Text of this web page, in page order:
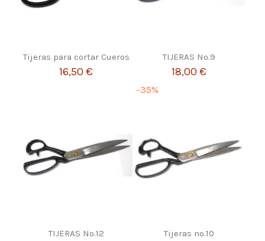
Tijeras para cortar Cueros
16,50 €
TIJERAS Nº.9
18,00 €
TIJERAS Nº.12
-35%
Tijeras nº.10